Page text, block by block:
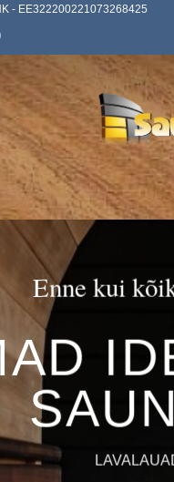
- EE322200221073268425
Enne kui